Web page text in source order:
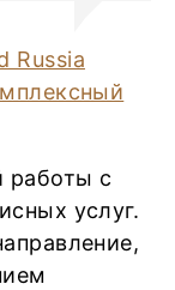
работы с
услуг.